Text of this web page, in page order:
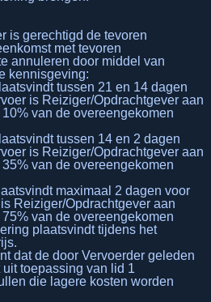
is gerechtigd de tevoren
met tevoren
annuleren door middel van
kennisgeving:
tussen 21 en 14 dagen
is Reiziger/Opdrachtgever aan
van de overeengekomen
tussen 14 en 2 dagen
is Reiziger/Opdrachtgever aan
van de overeengekomen
maximaal 2 dagen voor
Reiziger/Opdrachtgever aan
van de overeengekomen
plaatsvindt tijdens het
dat de door Vervoerder geleden
toepassing van lid 1
die lagere kosten worden